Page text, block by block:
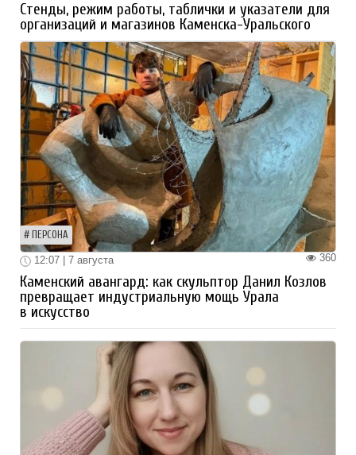
Стенды, режим работы, таблички и указатели для
организаций и магазинов Каменска-Уральского
ПЕРСОНА
360
12:07 | 7 августа
Каменский авангард: как скульптор Данил Козлов
превращает индустриальную мощь Урала
в искусство